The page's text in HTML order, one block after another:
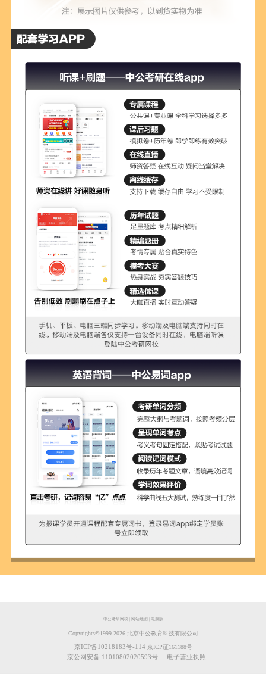
中公考研网校| 网站地图 电脑版
Copyrights©️1999-2026北京中公教育科技有限公司
京ICP备10218183号-114 京ICP证161188号
京公网安备 11010802020593号 电子营业执照